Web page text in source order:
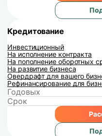
Кредитование
Инвестиционный
На исполнение контракта
На пополнение оборотных
На развитие бизнеса
Овердрафт для вашего
Рефинансирование для
Годовых
Срок